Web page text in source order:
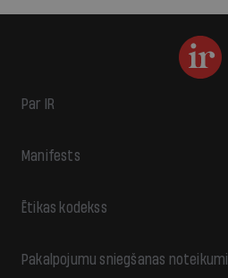
Par IR
Manifests
Ētikas kodekss
Pakalpojumu sniegšanas noteikumi